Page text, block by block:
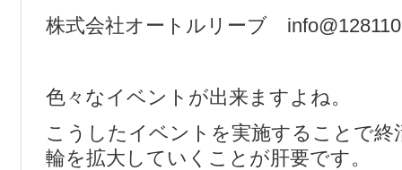
株式会社オートルリーブ
色々なイベントが出来ますよね。
こうしたイベントを実施することで終
輪を拡大していくことが肝要です。